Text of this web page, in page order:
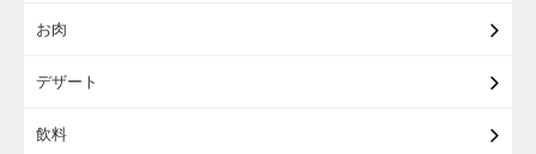
お肉
デザート
飲料